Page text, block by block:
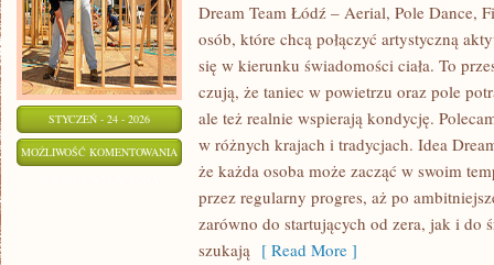
STYCZEŃ - 24 - 2026
MOŻLIWOŚĆ KOMENTOWANIA TECHNIKA
TANECZNA
Dream Team Łódź – Aerial, Pole Dance,
osób, które chcą połączyć artystyczną
się w kierunku świadomości ciała. To
czują, że taniec w powietrzu oraz pole
ale też realnie wspierają kondycję.
w różnych krajach i tradycjach. Idea
że każda osoba może zacząć w swoim
przez regularny progres, aż po
zarówno do startujących od zera, jak i do
szukają [ Read More ]